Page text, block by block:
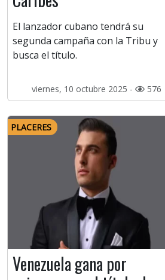
El lanzador cubano tendrá su
segunda campaña con la Tribu y
busca el título.
viernes, 10 octubre 2025 - 576
PLACERES
Venezuela gana por